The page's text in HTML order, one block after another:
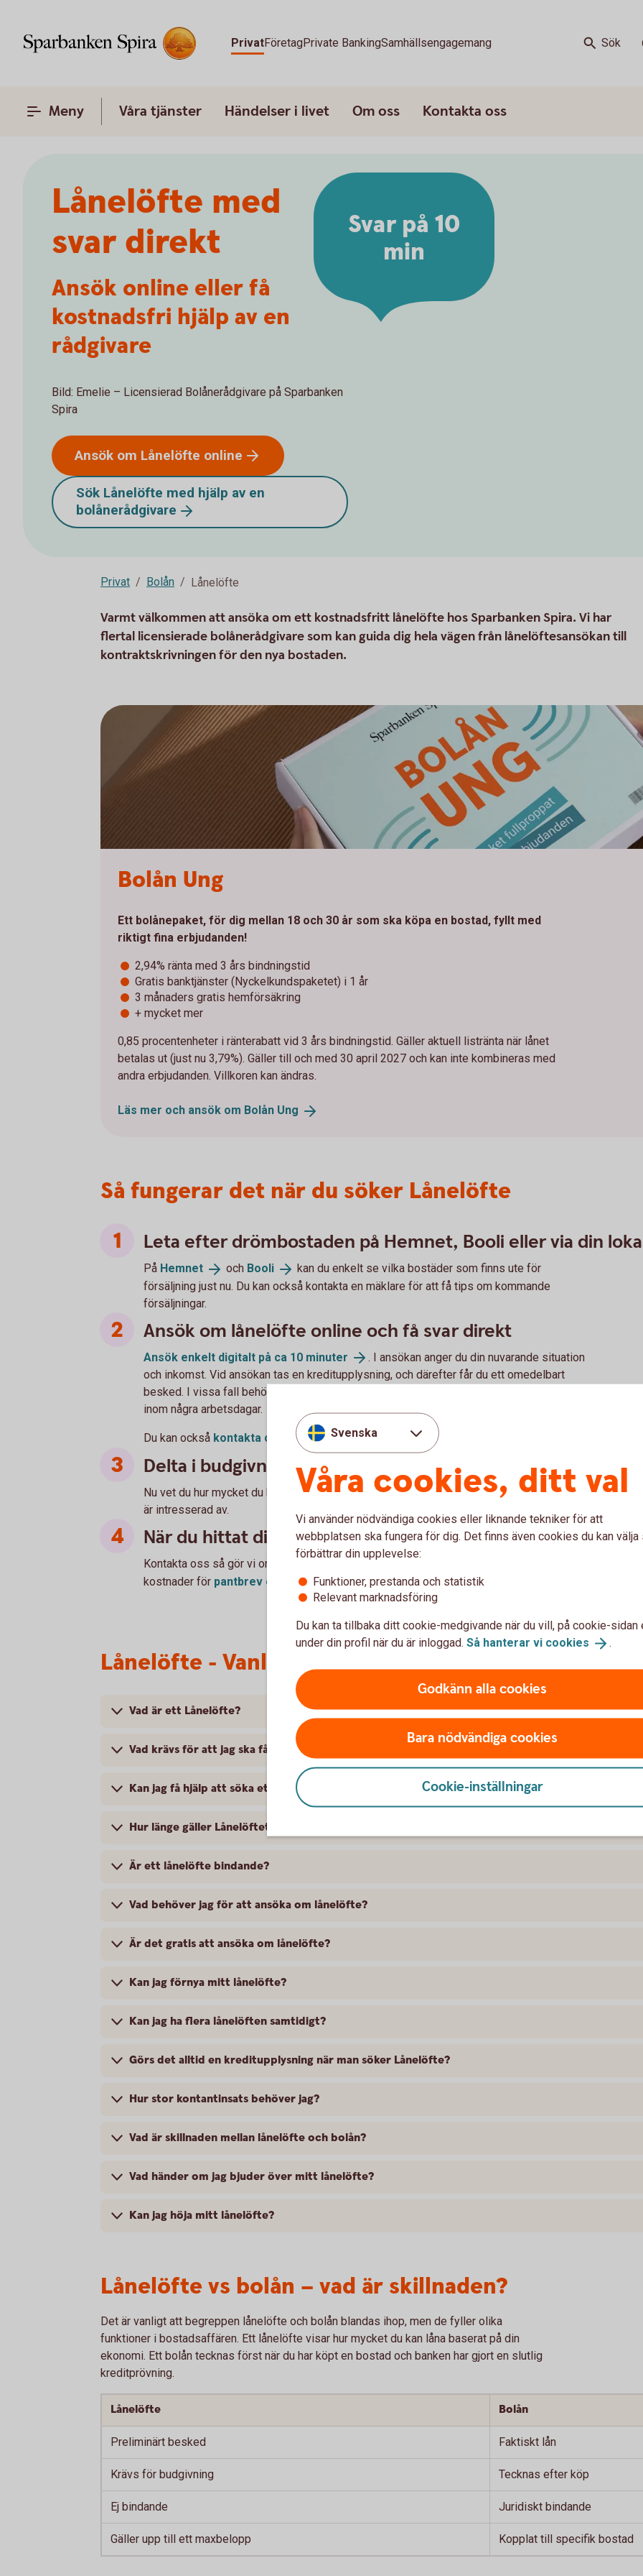
PrivatFöretagPrivate BankingSamhällsengagemang Sök
Meny Våra tjänster Händelser i livet Om oss Kontakta oss
Svar på 10
min
Lånelöfte med
svar direkt
Ansök online eller få
kostnadsfri hjälp av en
rådgivare
Bild: Emelie – Licensierad Bolånerådgivare på Sparbanken
Spira
Ansök om Lånelöfte online
Sök Lånelöfte med hjälp av en
bolånerådgivare
Privat Bolån Lånelöfte
Varmt välkommen att ansöka om ett kostnadsfritt lånelöfte hos Sparbanken Spira. Vi har
flertal licensierade bolånerådgivare som kan guida dig hela vägen från lånelöftesansökan till
kontraktskrivningen för den nya bostaden.
Bolån Ung
Ett bolånepaket, för dig mellan 18 och 30 år som ska köpa en bostad, fyllt med
riktigt fina erbjudanden!
2,94% ränta med 3 års bindningstid
Gratis banktjänster (Nyckelkundspaketet) i 1 år
3 månaders gratis hemförsäkring
+ mycket mer
0,85 procentenheter i ränterabatt vid 3 års bindningstid. Gäller aktuell listränta när lånet
betalas ut (just nu 3,79%). Gäller till och med 30 april 2027 och kan inte kombineras med
andra erbjudanden. Villkoren kan ändras.
Läs mer och ansök om Bolån Ung
Så fungerar det när du söker Lånelöfte
Leta efter drömbostaden på Hemnet, Booli eller via din
På Hemnet och Booli
kan du enkelt se vilka bostäder som finns ute för
försäljning just nu. Du kan också kontakta en mäklare för att få tips om kommande
försäljningar.
Ansök om lånelöfte online och få svar direkt
Ansök enkelt digitalt på ca 10 minuter
. I ansökan anger du din nuvarande situation
och inkomst. Vid ansökan tas en kreditupplysning, och därefter får du ett omedelbart
besked. I vissa fall behöver vi kontakta er för mer information. I sådana fall gör vi det
inom några arbetsdagar.
Du kan också kontakta oss för att få hjälp av en rådgivare att ansöka.
Delta i budgivning
Nu vet du hur mycket du kan låna, det gör att du kan delta i budgivningar på bostäder du
är intresserad av.
När du hittat ditt drömhus
Kontakta oss så gör vi om lånelöftet till ett bolån
kostnader för pantbrev och lagfart.
Lånelöfte - Vanliga frågor och svar
Vad är ett Lånelöfte?
Vad krävs för att jag ska få ett Lånelöfte?
Kan jag få hjälp att söka ett Lånelöfte?
Hur länge gäller Lånelöftet?
Är ett lånelöfte bindande?
Vad behöver jag för att ansöka om lånelöfte?
Är det gratis att ansöka om lånelöfte?
Kan jag förnya mitt lånelöfte?
Kan jag ha flera lånelöften samtidigt?
Görs det alltid en kreditupplysning när man söker Lånelöfte?
Hur stor kontantinsats behöver jag?
Vad är skillnaden mellan lånelöfte och bolån?
Vad händer om jag bjuder över mitt lånelöfte?
Kan jag höja mitt lånelöfte?
Lånelöfte vs bolån – vad är skillnaden?
Det är vanligt att begreppen lånelöfte och bolån blandas ihop, men de fyller olika
funktioner i bostadsaffären. Ett lånelöfte visar hur mycket du kan låna baserat på din
ekonomi. Ett bolån tecknas först när du har köpt en bostad och banken har gjort en slutlig
kreditprövning.
Lånelöfte Bolån
Preliminärt besked Faktiskt lån
Krävs för budgivning Tecknas efter köp
Ej bindande Juridiskt bindande
Gäller upp till ett maxbelopp Kopplat till specifik bostad
Svenska
Våra cookies, ditt val
Vi använder nödvändiga cookies eller liknande tekniker för att
webbplatsen ska fungera för dig. Det finns även cookies du kan välja
förbättrar din upplevelse:
Funktioner, prestanda och statistik
Relevant marknadsföring
Du kan ta tillbaka ditt cookie-medgivande när du vill, på cookie-sidan
under din profil när du är inloggad. Så hanterar vi cookies .
Godkänn alla cookies
Bara nödvändiga cookies
Cookie-inställningar